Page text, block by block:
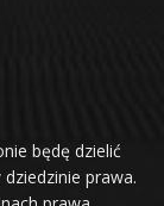
będę dzielić
prawa.